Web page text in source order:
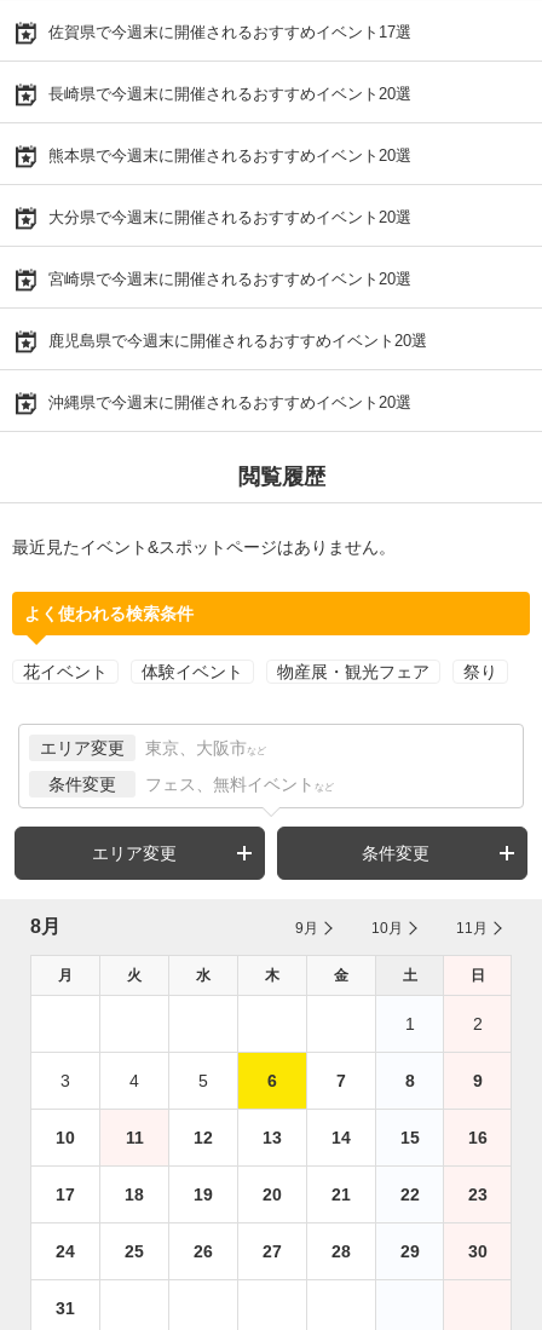
佐賀県で今週末に開催されるおすすめイベント17選
長崎県で今週末に開催されるおすすめイベント20選
熊本県で今週末に開催されるおすすめイベント20選
大分県で今週末に開催されるおすすめイベント20選
宮崎県で今週末に開催されるおすすめイベント20選
鹿児島県で今週末に開催されるおすすめイベント20選
沖縄県で今週末に開催されるおすすめイベント20選
閲覧履歴
最近見たイベント&スポットページはありません。
よく使われる検索条件
花イベント 体験イベント 物産展・観光フェア 祭り
エリア変更 東京、大阪市 など
条件変更 フェス、無料イベント など
エリア変更 条件変更
8月 9月 10月 11月
月 火 水 木 金 土 日
1 2
3 4 5 6 7 8 9
10 11 12 13 14 15 16
17 18 19 20 21 22 23
24 25 26 27 28 29 30
31